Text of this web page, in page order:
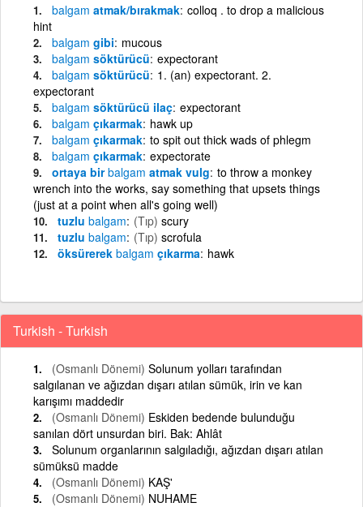
balgam atmak/bırakmak colloq . to drop a malicious
hint
balgam gibi mucous
balgam söktürücü expectorant
balgam söktürücü 1. (an) expectorant. 2.
expectorant
balgam söktürücü ilaç expectorant
balgam çıkarmak hawk up
balgam çıkarmak to spit out thick wads of phlegm
balgam çıkarmak expectorate
ortaya birbalgam atmak vulg to throw a monkey
wrench into the works, say something that upsets things
(just at a point when all's going well)
tuzlu balgam (Tıp) scury
tuzlu balgam (Tıp) scrofula
öksürerek balgam çıkarma hawk
Turkish - Turkish
(Osmanlı Dönemi) Solunum yolları tarafından
salgılanan ve ağızdan dışarı atılan sümük, irin ve kan
karışımı maddedir
(Osmanlı Dönemi) Eskiden bedende bulunduğu
sanılan dört unsurdan biri. Bak: Ahlât
Solunum organlarının salgıladığı, ağızdan dışarı atılan
sümüksü madde
(Osmanlı Dönemi) KAŞ'
(Osmanlı Dönemi) NUHAME